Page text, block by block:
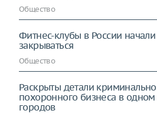
Общество
Фитнес-клубы в России
закрываться
Общество
Раскрыты детали
похоронного бизнеса в одном
городов